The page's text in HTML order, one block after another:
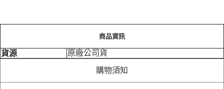
商品資訊
貨源 原廠公司貨
購物須知